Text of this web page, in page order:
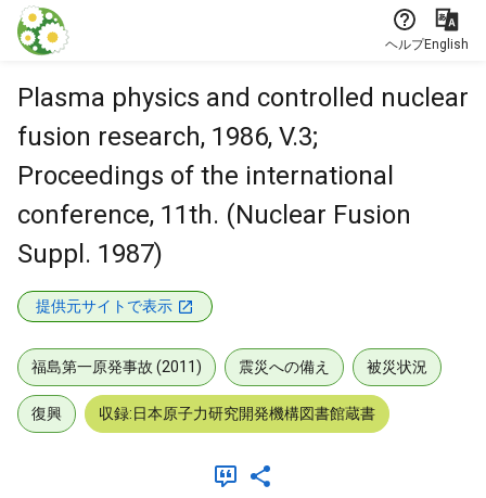
本文に飛ぶ
ヘルプEnglish
Plasma physics and controlled nuclear
fusion research, 1986, V.3;
Proceedings of the international
conference, 11th. (Nuclear Fusion
Suppl. 1987)
提供元サイトで表示
福島第一原発事故 (2011) 震災への備え 被災状況
復興 収録:日本原子力研究開発機構図書館蔵書